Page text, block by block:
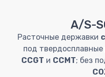
A/S-
Расточные державки
под
CCGT и CCMT; без